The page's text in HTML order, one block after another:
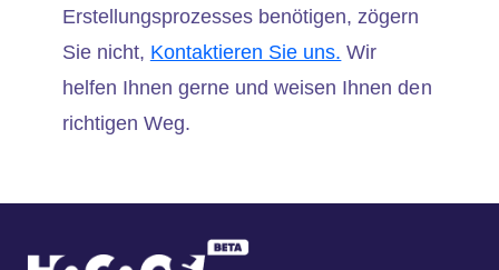
Erstellungsprozesses benötigen, zögern
Sie nicht, Kontaktieren Sie uns. Wir
helfen Ihnen gerne und weisen Ihnen den
richtigen Weg.